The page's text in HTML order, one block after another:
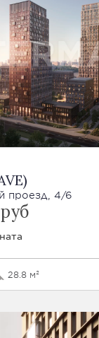
проезд, 4/6
28.8 м²